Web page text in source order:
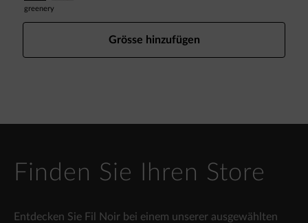
greenery
Grösse hinzufügen
Finden Sie Ihren Store
Entdecken Sie Fil Noir bei einem unserer ausgewählten